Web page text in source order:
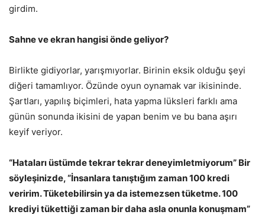
girdim.
Sahne ve ekran hangisi önde geliyor?
Birlikte gidiyorlar, yarışmıyorlar. Birinin eksik olduğu şeyi
diğeri tamamlıyor. Özünde oyun oynamak var ikisininde.
Şartları, yapılış biçimleri, hata yapma lüksleri farklı ama
günün sonunda ikisini de yapan benim ve bu bana aşırı
keyif veriyor.
“Hataları üstümde tekrar tekrar deneyimletmiyorum” Bir
söyleşinizde, “İnsanlara tanıştığım zaman 100 kredi
veririm. Tüketebilirsin ya da istemezsen tüketme. 100
krediyi tükettiği zaman bir daha asla onunla konuşmam”